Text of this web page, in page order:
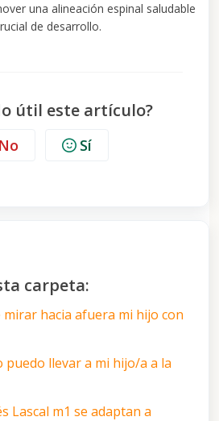
una alineación espinal saludable
de desarrollo.
útil este artículo?
No Sí
carpeta:
mirar hacia afuera mi hijo con
puedo llevar a mi hijo/a a la
Lascal m1 se adaptan a